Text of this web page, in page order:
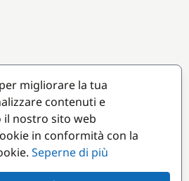
migliorare la tua
contenuti e
il nostro sito web
in conformità con la
Seperne di più